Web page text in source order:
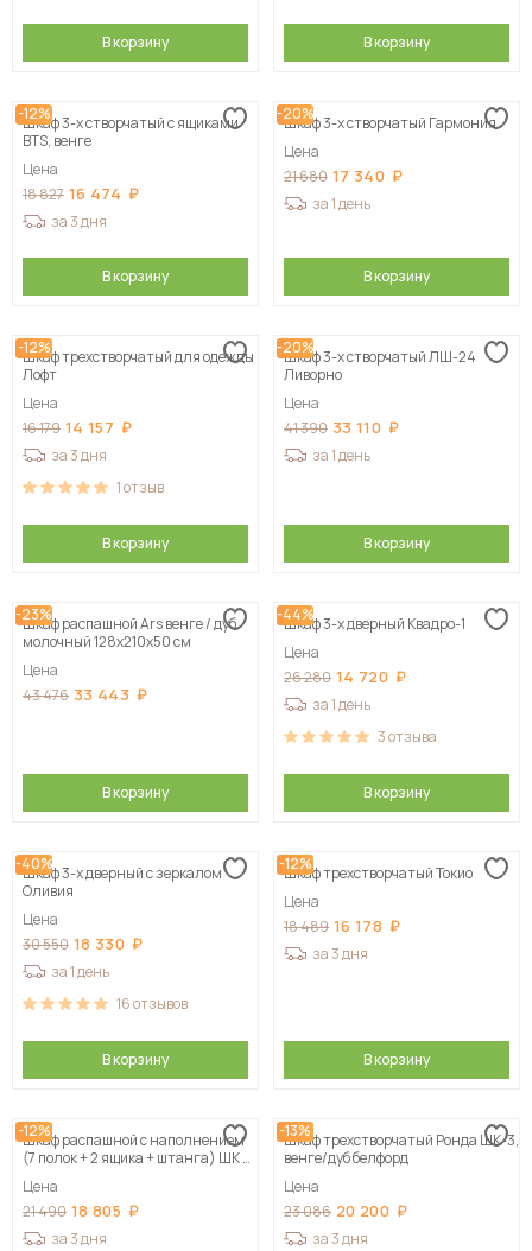
В корзину В корзину
-12%
Шкаф 3-х створчатый с ящиками
BTS, венге
Цена
18 827 16 474
за 3 дня
В корзину
-20%
Шкаф 3-х створчатый Гармония
Цена
21 680 17 340
за 1 день
В корзину
-12%
Шкаф трехстворчатый для одежды
Лофт
Цена
16 179 14 157
за 3 дня
1отзыв
В корзину
-20%
Шкаф 3-х створчатый ЛШ-24
Ливорно
Цена
41 390 33 110
за 1 день
В корзину
-23%
Шкаф распашной Ars венге / дуб
молочный 128х210х50 см
Цена
43 476 33 443
В корзину
-44%
Шкаф 3-х дверный Квадро-1
Цена
26 280 14 720
за 1 день
3отзыва
В корзину
-40%
Шкаф 3-х дверный с зеркалом
Оливия
Цена
30 550 18 330
за 1 день
16отзывов
В корзину
-12%
Шкаф трехстворчатый Токио
Цена
18 489 16 178
за 3 дня
В корзину
-12%
Шкаф распашной с наполнением
(7 полок + 2 ящика + штанга) ШК 5
Цена
21 490 18 805
за 3 дня
-13%
Шкаф трехстворчатый Ронда ШК-3,
венге/дуб белфорд
Цена
23 086 20 200
за 3 дня